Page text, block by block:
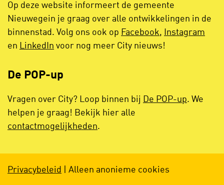
Op deze website informeert de gemeente
Nieuwegein je graag over alle ontwikkelingen in de
binnenstad. Volg ons ook op Facebook,
Instagram
en
LinkedIn voor nog meer City nieuws!
De POP-up
Vragen over City? Loop binnen bij De POP-up. We
helpen je graag! Bekijk hier alle
contactmogelijkheden.
Privacybeleid | Alleen anonieme cookies